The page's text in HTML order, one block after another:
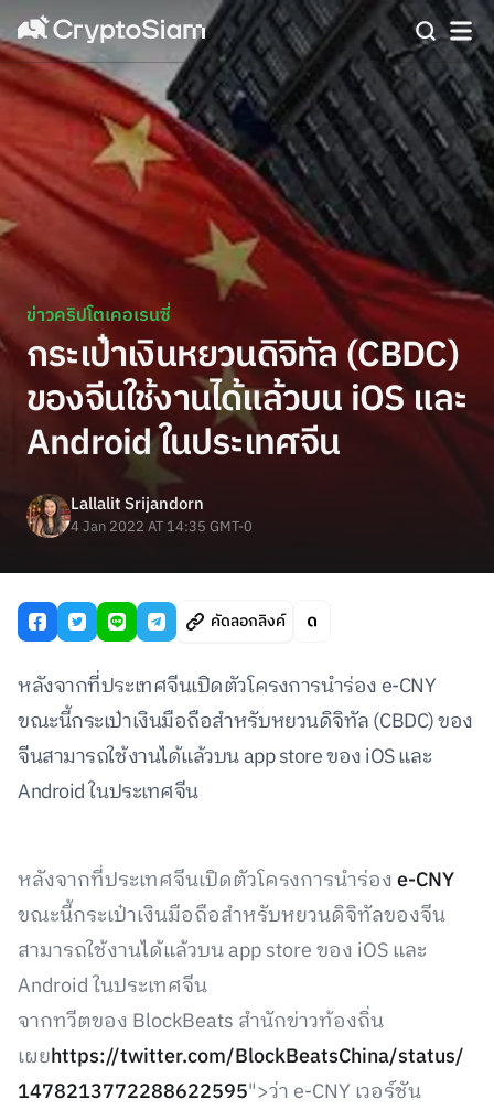
ข่าวคริปโตเคอเรนซี่
กระเป๋าเงินหยวนดิจิทัล (CBDC)
ของจีนใช้งานได้แล้วบน iOS และ
Android ในประเทศจีน
Lallalit Srijandorn
4 Jan 2022 AT 14:35 GMT-0
คัดลอกลิงค์
หลังจากที่ประเทศจีนเปิดตัวโครงการนำร่อง e-CNY
ขณะนี้กระเป๋าเงินมือถือสำหรับหยวนดิจิทัล (CBDC) ของ
จีนสามารถใช้งานได้แล้วบน app store ของ iOS และ
Android ในประเทศจีน
หลังจากที่ประเทศจีนเปิดตัวโครงการนำร่องe-CNY
ขณะนี้กระเป๋าเงินมือถือสำหรับหยวนดิจิทัลของจีน
สามารถใช้งานได้แล้วบน app store ของ iOS และ
Android ในประเทศจีน
จากทวีตของ BlockBeats สำนักข่าวท้องถิ่น
เผยhttps://twitter.com/BlockBeatsChina/status/
1478213772288622595">ว่า e-CNY เวอร์ชัน